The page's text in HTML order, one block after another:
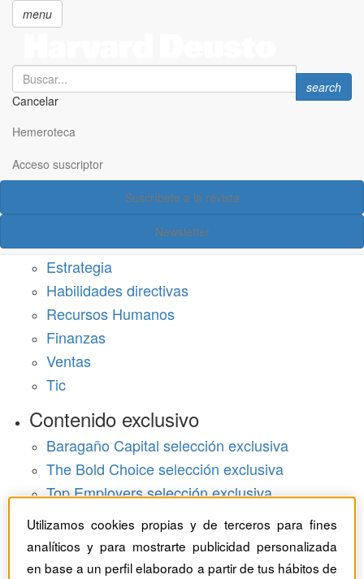
principal
menu
Search
Cancelar
Search
search
Hemeroteca
Acceso suscriptor
Suscríbete a la revista
Newsletter
Acceso suscriptor
Estrategia
Habilidades directivas
Recursos Humanos
Finanzas
Ventas
Tic
Contenido exclusivo
Baragaño Capital selección exclusiva
The Bold Choice selección exclusiva
Top Employers selección exclusiva
Hemeroteca
Monográficos
Utilizamos cookies propias y de terceros para fines
analíticos y para mostrarte publicidad personalizada
en base a un perfil elaborado a partir de tus hábitos de